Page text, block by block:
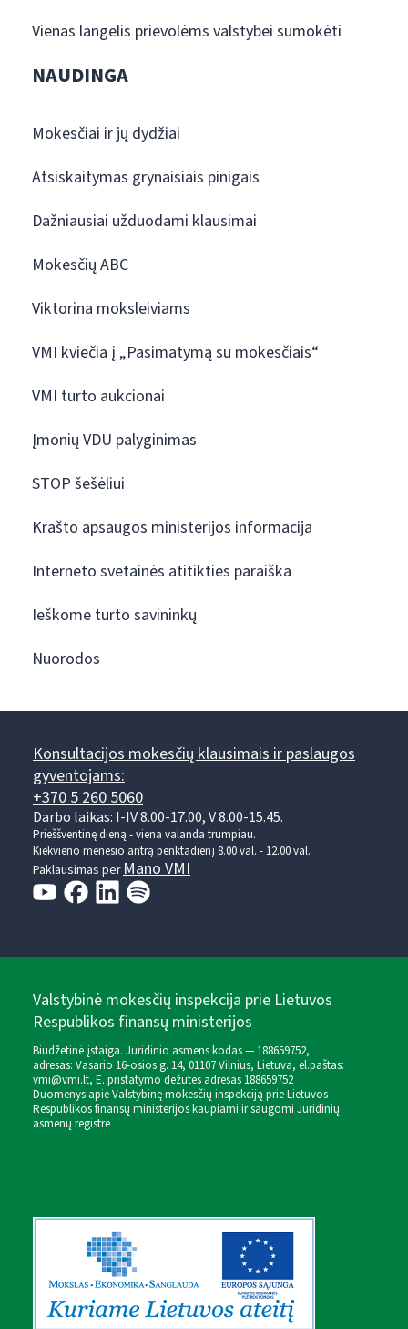
Vienas langelis prievolėms valstybei sumokėti
NAUDINGA
Mokesčiai ir jų dydžiai
Atsiskaitymas grynaisiais pinigais
Dažniausiai užduodami klausimai
Mokesčių ABC
Viktorina moksleiviams
VMI kviečia į „Pasimatymą su mokesčiais“
VMI turto aukcionai
Įmonių VDU palyginimas
STOP šešėliui
Krašto apsaugos ministerijos informacija
Interneto svetainės atitikties paraiška
Ieškome turto savininkų
Nuorodos
Konsultacijos mokesčių klausimais ir paslaugos
gyventojams:
+370 5 260 5060
Darbo laikas: I-IV 8.00-17.00, V 8.00-15.45.
Prieššventinę dieną - viena valanda trumpiau.
Kiekvieno mėnesio antrą penktadienį 8.00 val. - 12.00 val.
Paklausimas perMano VMI
Valstybinė mokesčių inspekcija prie Lietuvos
Respublikos finansų ministerijos
Biudžetinė įstaiga. Juridinio asmens kodas — 188659752,
adresas: Vasario 16-osios g. 14, 01107 Vilnius, Lietuva, el.paštas:
vmi@vmi.lt, E. pristatymo dėžutės adresas 188659752
Duomenys apie Valstybinę mokesčių inspekciją prie Lietuvos
Respublikos finansų ministerijos kaupiami ir saugomi Juridinių
asmenų registre